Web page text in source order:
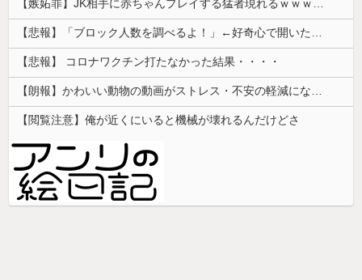
【嫉妬罪】JK相手に赤ちゃんプレイする猛者現れるｗｗｗｗｗ
【悲報】「ブロック人数を調べるよ！」←好奇心で開いたら終わるサイトだった【HotTweets】
【悲報】 コロナワクチン打たなかった結果・・・・
【朗報】かわいい動物の動画がストレス・不安の軽減になる可能性。英大学の研究で実証
【閲覧注意】俺が近くにいると機械が壊れるんだけどさ